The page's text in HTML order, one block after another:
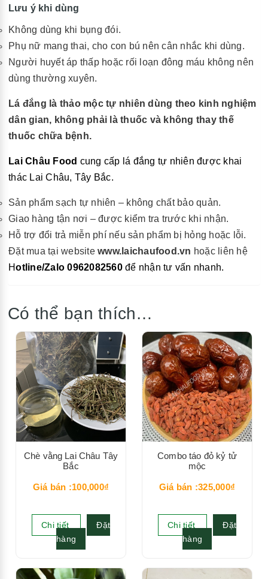
Lưu ý khi dùng
Không dùng khi bụng đói.
Phụ nữ mang thai, cho con bú nên cân nhắc khi dùng.
Người huyết áp thấp hoặc rối loạn đông máu không nên
dùng thường xuyên.
Lá đắng là thảo mộc tự nhiên dùng theo kinh nghiệm
dân gian, không phải là thuốc và không thay thế
thuốc chữa bệnh.
Lai Châu Food cung cấp lá đắng tự nhiên được khai
thác Lai Châu, Tây Bắc.
Sản phẩm sạch tự nhiên – không chất bảo quản.
Giao hàng tận nơi – được kiểm tra trước khi nhận.
Hỗ trợ đổi trả miễn phí nếu sản phẩm bị hỏng hoặc lỗi.
Đặt mua tại website www.laichaufood.vn hoặc liên hệ
Hotline/Zalo 0962082560để nhận tư vấn nhanh.
Có thể bạn thích…
Chè vằng Lai Châu Tây
Bắc
Giá bán :100,000₫
Chi tiết
Đặt
hàng
Combo táo đỏ kỷ tử
mộc
Giá bán :325,000₫
Chi tiết
Đặt
hàng